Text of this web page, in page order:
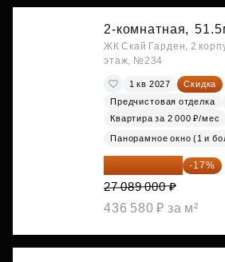
2-комнатная,
ЖК Скай Гарден, 2
этаж, №234
1 кв 2027
Скидка
Предчистовая отделка
Квартира за 2 000 ₽/мес
Панорамное окно (1 и
22 483 870 ₽ -17%
27 089 000 ₽
436 580 ₽ за м²